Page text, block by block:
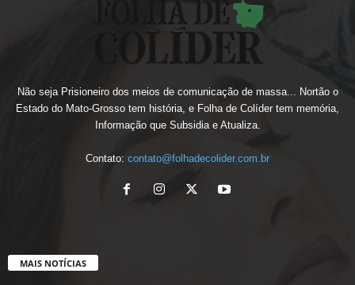
Não seja Prisioneiro dos meios de comunicação de massa... Nortão o
Estado do Mato-Grosso tem história, e Folha de Colíder tem memória,
Informação que Subsidia e Atualiza.
Contato: contato@folhadecolider.com.br
MAIS NOTÍCIAS